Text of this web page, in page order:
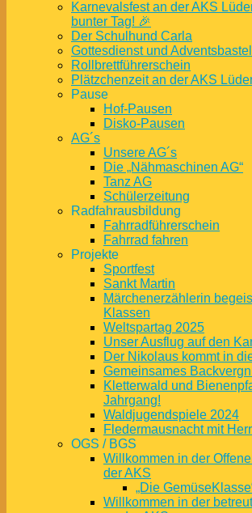
Karnevalsfest an der AKS
bunter Tag! 🎉
Der Schulhund Carla
Gottesdienst und
Rollbrettführerschein
Plätzchenzeit an der AKS
Pause
Hof-Pausen
Disko-Pausen
AG´s
Unsere AG´s
Die „Nähmaschinen AG“
Tanz AG
Schülerzeitung
Radfahrausbildung
Fahrradführerschein
Fahrrad fahren
Projekte
Sportfest
Sankt Martin
Märchenerzählerin
Klassen
Weltspartag 2025
Unser Ausflug auf den
Der Nikolaus kommt in
Gemeinsames
Kletterwald und
Jahrgang!
Waldjugendspiele 2024
Fledermausnacht mit
OGS / BGS
Willkommen in der
der AKS
„Die
Willkommen in der